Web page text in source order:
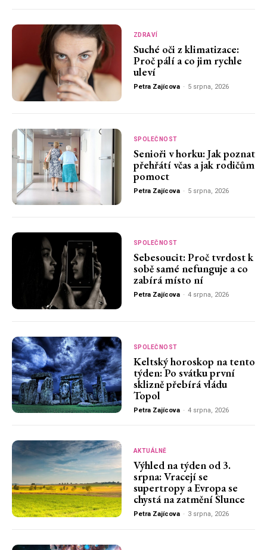
ZDRAVÍ
Suché oči z klimatizace:
Proč pálí a co jim rychle
uleví
Petra Zajícova - 5 srpna, 2026
SPOLEČNOST
Senioři v horku: Jak poznat
přehřátí včas a jak rodičům
pomoct
Petra Zajícova - 5 srpna, 2026
SPOLEČNOST
Sebesoucit: Proč tvrdost k
sobě samé nefunguje a co
zabírá místo ní
Petra Zajícova - 4 srpna, 2026
SPOLEČNOST
Keltský horoskop na tento
týden: Po svátku první
sklizně přebírá vládu
Topol
Petra Zajícova - 4 srpna, 2026
AKTUÁLNĚ
Výhled na týden od 3.
srpna: Vracejí se
supertropy a Evropa se
chystá na zatmění Slunce
Petra Zajícova - 3 srpna, 2026